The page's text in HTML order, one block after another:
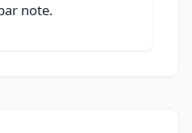
note.